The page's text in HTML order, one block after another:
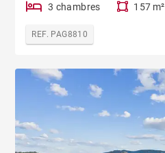
3 chambres 157 m²
REF. PAG8810